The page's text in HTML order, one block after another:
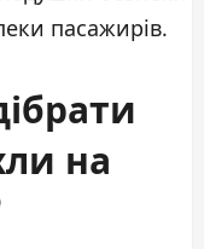
пасажирів.
на